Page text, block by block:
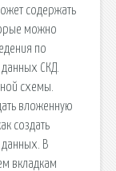
содержать
можно
по
СКД.
схемы.
вложенную
создать
В
вкладкам